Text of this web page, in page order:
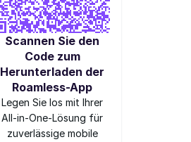
Scannen Sie den
Code zum
Herunterladen der
Roamless-App
Legen Sie los mit Ihrer
All-in-One-Lösung für
zuverlässige mobile